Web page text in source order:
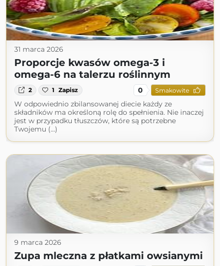
31 marca 2026
Proporcje kwasów omega-3 i
omega-6 na talerzu roślinnym
2 1 Zapisz 0 Smakowite
W odpowiednio zbilansowanej diecie każdy ze
składników ma określoną rolę do spełnienia. Nie inaczej
jest w przypadku tłuszczów, które są potrzebne
Twojemu (...)
9 marca 2026
Zupa mleczna z płatkami owsianymi